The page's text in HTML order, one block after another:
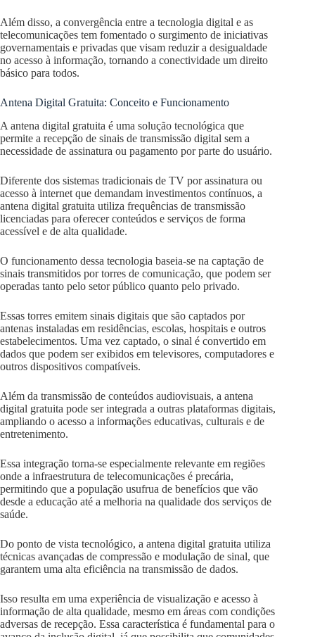
Além disso, a convergência entre a tecnologia digital e as
telecomunicações tem fomentado o surgimento de iniciativas
governamentais e privadas que visam reduzir a desigualdade
no acesso à informação, tornando a conectividade um direito
básico para todos.
Antena Digital Gratuita: Conceito e Funcionamento
A antena digital gratuita é uma solução tecnológica que
permite a recepção de sinais de transmissão digital sem a
necessidade de assinatura ou pagamento por parte do usuário.
Diferente dos sistemas tradicionais de TV por assinatura ou
acesso à internet que demandam investimentos contínuos, a
antena digital gratuita utiliza frequências de transmissão
licenciadas para oferecer conteúdos e serviços de forma
acessível e de alta qualidade.
O funcionamento dessa tecnologia baseia-se na captação de
sinais transmitidos por torres de comunicação, que podem ser
operadas tanto pelo setor público quanto pelo privado.
Essas torres emitem sinais digitais que são captados por
antenas instaladas em residências, escolas, hospitais e outros
estabelecimentos. Uma vez captado, o sinal é convertido em
dados que podem ser exibidos em televisores, computadores e
outros dispositivos compatíveis.
Além da transmissão de conteúdos audiovisuais, a antena
digital gratuita pode ser integrada a outras plataformas digitais,
ampliando o acesso a informações educativas, culturais e de
entretenimento.
Essa integração torna-se especialmente relevante em regiões
onde a infraestrutura de telecomunicações é precária,
permitindo que a população usufrua de benefícios que vão
desde a educação até a melhoria na qualidade dos serviços de
saúde.
Do ponto de vista tecnológico, a antena digital gratuita utiliza
técnicas avançadas de compressão e modulação de sinal, que
garantem uma alta eficiência na transmissão de dados.
Isso resulta em uma experiência de visualização e acesso à
informação de alta qualidade, mesmo em áreas com condições
adversas de recepção. Essa característica é fundamental para o